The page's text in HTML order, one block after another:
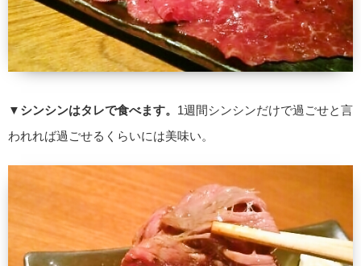
▼ シンシンはタレで食べます。 1週間シンシンだけで過ごせと言
われれば過ごせるくらいには美味い。